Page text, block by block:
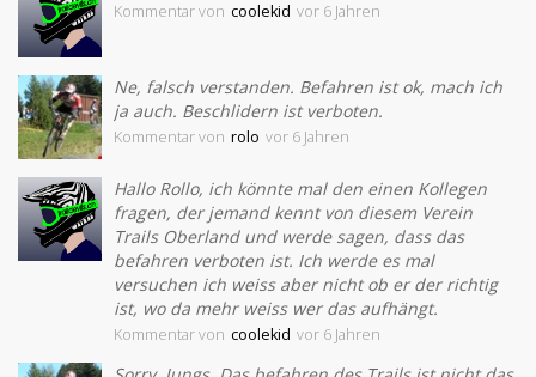
Kommentarvon coolekid vor 6 Jahren
Ne, falsch verstanden. Befahren ist ok, mach ich
ja auch. Beschlidern ist verboten.
Kommentarvon rolo vor 6 Jahren
Hallo Rollo, ich könnte mal den einen Kollegen
fragen, der jemand kennt von diesem Verein
Trails Oberland und werde sagen, dass das
befahren verboten ist. Ich werde es mal
versuchen ich weiss aber nicht ob er der richtig
ist, wo da mehr weiss wer das aufhängt.
Kommentarvon coolekid vor 6 Jahren